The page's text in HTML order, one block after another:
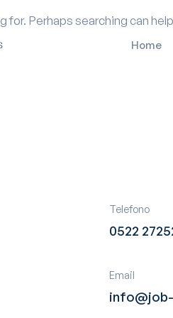
Home
for. Perhaps searching can
Telefono
0522
Email
Contattaci!
Contattaci!